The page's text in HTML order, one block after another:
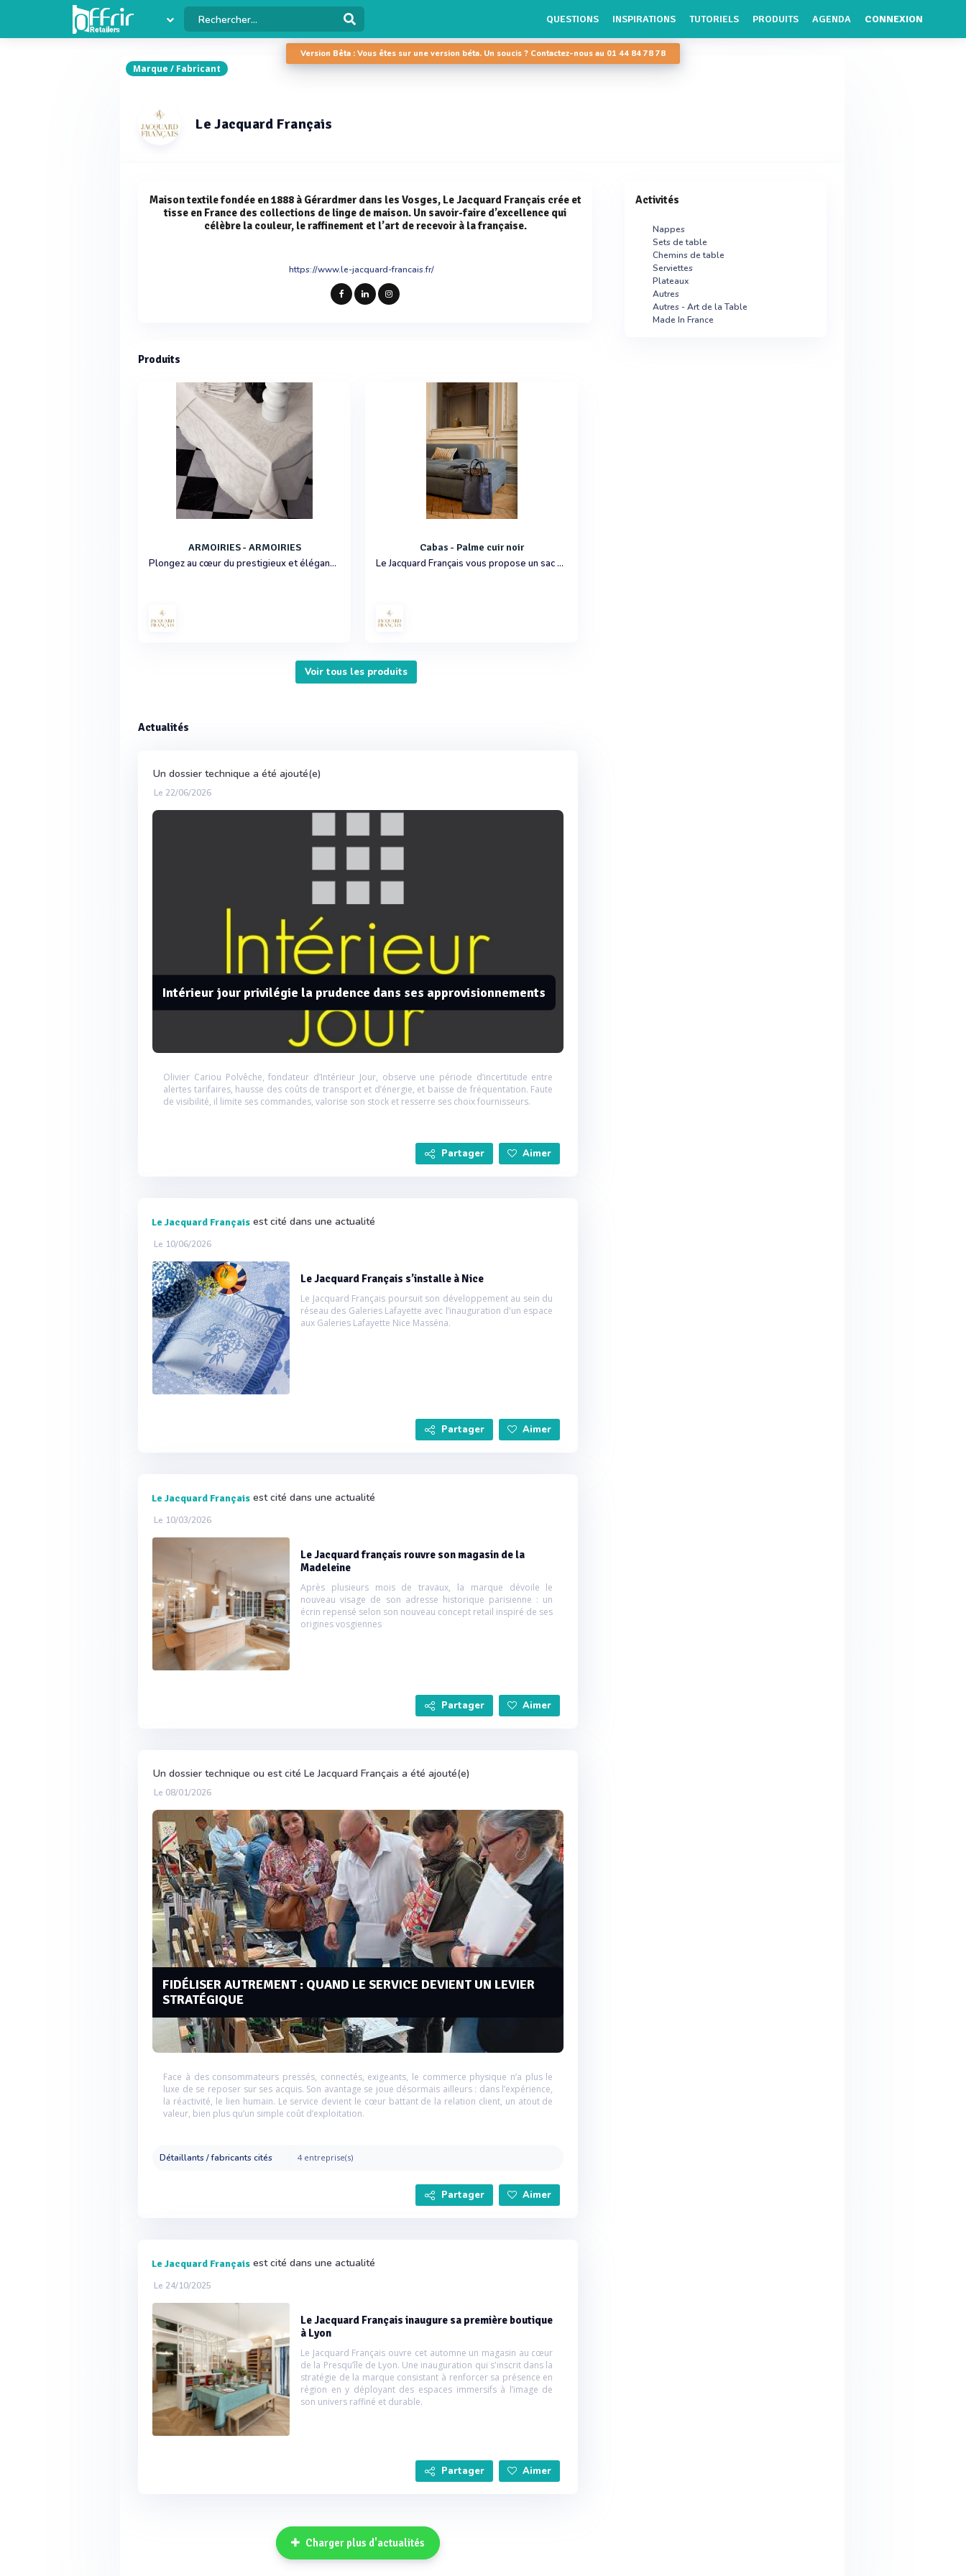
QUESTIONS INSPIRATIONS TUTORIELS PRODUITS AGENDA CONNEXION
Version Bêta : Vous êtes sur une version béta. Un soucis ? Contactez-nous au 01 44 84 78 78
Marque / Fabricant
Le Jacquard Français
Maison textile fondée en 1888 à Gérardmer dans les Vosges, Le Jacquard Français crée et
tisse en France des collections de linge de maison. Un savoir-faire d’excellence qui
célèbre la couleur, le raffinement et l’art de recevoir à la française.
https://www.le-jacquard-francais.fr/
Produits
ARMOIRIES - ARMOIRIES
Plongez au cœur du prestigieux et élégant patrimoine français. Pour un dîner spectaculaire digne des plus grands châteaux, choisissez cette nappe aux finitions soignées et au tissage délicat.
Cabas - Palme cuir noir
Le Jacquard Français vous propose un sac cabas fabriqué en France, une exigence de qualité pour des produits durables.
Voir tous les produits
Actualités
Un dossier technique a été ajouté(e)
Le 22/06/2026
Intérieur jour privilégie la prudence dans ses approvisionnements
Olivier Cariou Polvêche, fondateur d’Intérieur Jour, observe une période d’incertitude entre
alertes tarifaires, hausse des coûts de transport et d’énergie, et baisse de fréquentation. Faute
de visibilité, il limite ses commandes, valorise son stock et resserre ses choix fournisseurs.
Partager Aimer
Le Jacquard Français est cité dans une actualité
Le 10/06/2026
Le Jacquard Français s’installe à Nice
Le Jacquard Français poursuit son développement au sein du
réseau des Galeries Lafayette avec l’inauguration d'un espace
aux Galeries Lafayette Nice Masséna.
Partager Aimer
Le Jacquard Français est cité dans une actualité
Le 10/03/2026
Le Jacquard français rouvre son magasin de la
Madeleine
Après plusieurs mois de travaux, la marque dévoile le
nouveau visage de son adresse historique parisienne : un
écrin repensé selon son nouveau concept retail inspiré de ses
origines vosgiennes
Partager Aimer
Un dossier technique ou est cité Le Jacquard Français a été ajouté(e)
Le 08/01/2026
FIDÉLISER AUTREMENT : QUAND LE SERVICE DEVIENT UN LEVIER
STRATÉGIQUE
Face à des consommateurs pressés, connectés, exigeants, le commerce physique n’a plus le
luxe de se reposer sur ses acquis. Son avantage se joue désormais ailleurs : dans l’expérience,
la réactivité, le lien humain. Le service devient le cœur battant de la relation client, un atout de
valeur, bien plus qu’un simple coût d’exploitation.
Détaillants / fabricants cités 4 entreprise(s)
Partager Aimer
Le Jacquard Français est cité dans une actualité
Le 24/10/2025
Le Jacquard Français inaugure sa première boutique
à Lyon
Le Jacquard Français ouvre cet automne un magasin au cœur
de la Presqu’île de Lyon. Une inauguration qui s'inscrit dans la
stratégie de la marque consistant à renforcer sa présence en
région en y déployant des espaces immersifs à l’image de
son univers raffiné et durable.
Partager Aimer
Charger plus d'actualités
Activités
Nappes
Sets de table
Chemins de table
Serviettes
Plateaux
Autres
Autres - Art de la Table
Made In France